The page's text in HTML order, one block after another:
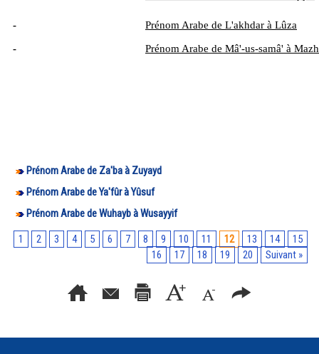
- Prénom Arabe de L'akhdar à Lûza
- Prénom Arabe de Mâ'-us-samâ' à
Prénom Arabe de Za'ba à Zuyayd
Prénom Arabe de Ya'fûr à Yûsuf
Prénom Arabe de Wuhayb à Wusayyif
1
2 3 4 5 6 7 8 9 10 11 12 13 14
15
16
17 18 19 20 Suivant »